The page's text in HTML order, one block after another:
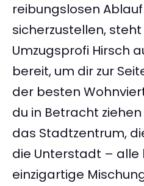
reibungslosen
sicherzustellen,
Umzugsprofi Hirsch
bereit, um dir zur
der besten
du in Betracht
das Stadtzentrum,
die Unterstadt – alle
einzigartige